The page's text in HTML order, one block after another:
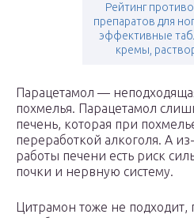
Рейтинг
препаратов для
эффективные
кремы,
Парацетамол —
похмелья. Парацетамол
печень, которая при
переработкой алкоголя. А
работы печени есть риск
почки и нервную систему.
Цитрамон тоже не подходит,